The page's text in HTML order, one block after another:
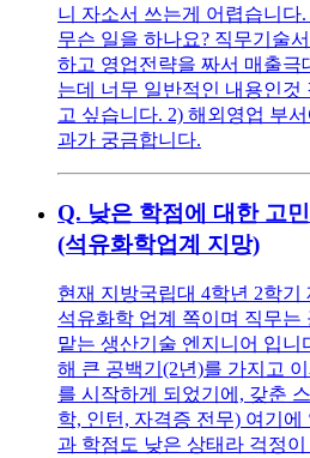
니 자소서 쓰는게 어렵습니다
무슨 일을 하나요? 직무기술
하고 영업전략을 짜서 매출극
는데 너무 일반적인 내용인것
고 싶습니다. 2) 해외영업 부
과가 궁금합니다.
Q. 낮은 학점에 대한 고
(석유화학업계 지망)
현재 지방국립대 4학년 2학
석유화학 업계 쪽이며 직무는
맡는 생산기술 엔지니어 입니
해 큰 공백기(2년)를 가지고
를 시작하게 되었기에, 갖춘
학, 인턴, 자격증 전무) 여기
과 학점도 낮은 상태라 걱정